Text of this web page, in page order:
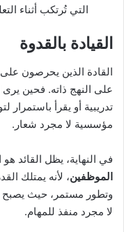
التي تُرتكب أثناء
القيادة بالقدوة
القادة الذين يحرصون
على النهج ذاته. فحين
تدريبية أو يقرأ باستمرار
مؤسسية لا مجرد شعار.
في النهاية، يظل القائد
الموظفين، لأنه يمتلك
وتطور مستمر، حيث
لا مجرد منفذ للمهام.